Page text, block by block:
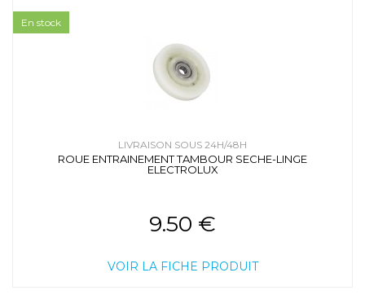
LIVRAISON SOUS 24H/48H
ROUE ENTRAINEMENT TAMBOUR SECHE-LINGE
ELECTROLUX
9.50 €
VOIR LA FICHE PRODUIT
En stock